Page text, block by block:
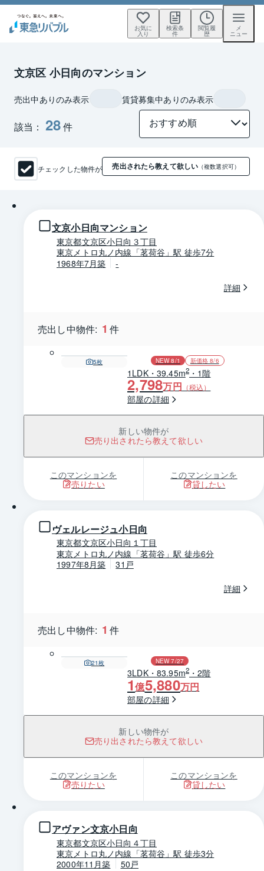
お気に
入り
検索条
件
閲覧履
歴
メ
ニュー
文京区 小日向のマンション
該当： 28件
売出中ありのみ表示 賃貸募集中ありのみ表示
チェックした物件が 売出されたら教えて欲しい （複数選択可）
文京小日向マンション
東京都文京区小日向３丁目
東京メトロ丸ノ内線「茗荷谷」駅 徒歩7分
1968年7月築
-
詳細
売出し中物件: 1 件
5枚 NEW 8/1 新価格 8/6
1LDK・39.45m2 ・1階
2,798万円 （税込）
部屋の詳細
新しい物件が
売り出されたら教えて欲しい
このマンションを
売りたい
このマンションを
貸したい
ヴェルレージュ小日向
東京都文京区小日向１丁目
東京メトロ丸ノ内線「茗荷谷」駅 徒歩6分
1997年8月築
31戸
詳細
売出し中物件: 1 件
21枚 NEW 7/27
3LDK・83.95m2 ・2階
1億5,880万円
部屋の詳細
新しい物件が
売り出されたら教えて欲しい
このマンションを
売りたい
このマンションを
貸したい
アヴァン文京小日向
東京都文京区小日向４丁目
東京メトロ丸ノ内線「茗荷谷」駅 徒歩3分
2000年11月築
50戸